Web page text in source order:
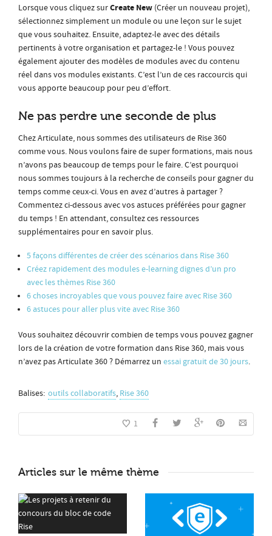
Lorsque vous cliquez surCreate New (Créer un nouveau projet),
sélectionnez simplement un module ou une leçon sur le sujet
que vous souhaitez. Ensuite, adaptez-le avec des détails
pertinents à votre organisation et partagez-le ! Vous pouvez
également ajouter des modèles de modules avec du contenu
réel dans vos modules existants. C’est l’un de ces raccourcis qui
vous apporte beaucoup pour peu d’effort.
Ne pas perdre une seconde de plus
Chez Articulate, nous sommes des utilisateurs de Rise 360
comme vous. Nous voulons faire de super formations, mais nous
n’avons pas beaucoup de temps pour le faire. C’est pourquoi
nous sommes toujours à la recherche de conseils pour gagner du
temps comme ceux-ci. Vous en avez d’autres à partager ?
Commentez ci-dessous avec vos astuces préférées pour gagner
du temps ! En attendant, consultez ces ressources
supplémentaires pour en savoir plus.
5 façons différentes de créer des scénarios dans Rise 360
Créez rapidement des modules e-learning dignes d’un pro
avec les thèmes Rise 360
6 choses incroyables que vous pouvez faire avec Rise 360
6 astuces pour aller plus vite avec Rise 360
Vous souhaitez découvrir combien de temps vous pouvez gagner
lors de la création de votre formation dans Rise 360, mais vous
n’avez pas Articulate 360 ? Démarrez un essai gratuit de 30 jours.
Balises: outils collaboratifs, Rise 360
1
Articles sur le même thème